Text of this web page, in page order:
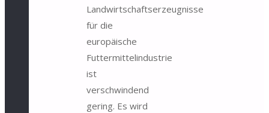
Landwirtschaftserzeugnisse
für die
europäische
Futtermittelindustrie
ist
verschwindend
gering. Es wird